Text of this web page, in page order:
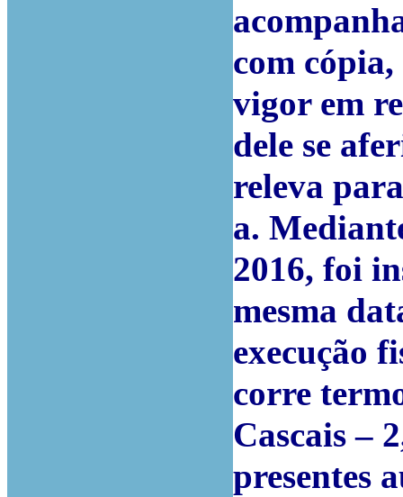
com
vigor em
dele se
releva
a.
2016, foi
mesma
execução
corre
Cascais –
presentes